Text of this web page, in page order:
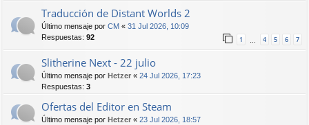
Traducción de Distant Worlds 2
Último mensaje por CM « 31 Jul 2026, 10:09
Respuestas: 92 1 … 4 5 6 7
Slitherine Next - 22 julio
Último mensaje por Hetzer « 24 Jul 2026, 17:23
Respuestas: 3
Ofertas del Editor en Steam
Último mensaje por Hetzer « 23 Jul 2026, 18:57